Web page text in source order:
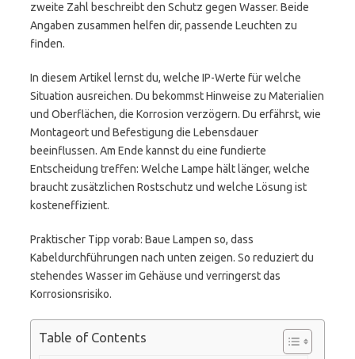
zweite Zahl beschreibt den Schutz gegen Wasser. Beide
Angaben zusammen helfen dir, passende Leuchten zu
finden.
In diesem Artikel lernst du, welche IP-Werte für welche
Situation ausreichen. Du bekommst Hinweise zu Materialien
und Oberflächen, die Korrosion verzögern. Du erfährst, wie
Montageort und Befestigung die Lebensdauer
beeinflussen. Am Ende kannst du eine fundierte
Entscheidung treffen: Welche Lampe hält länger, welche
braucht zusätzlichen Rostschutz und welche Lösung ist
kosteneffizient.
Praktischer Tipp vorab: Baue Lampen so, dass
Kabeldurchführungen nach unten zeigen. So reduziert du
stehendes Wasser im Gehäuse und verringerst das
Korrosionsrisiko.
Table of Contents